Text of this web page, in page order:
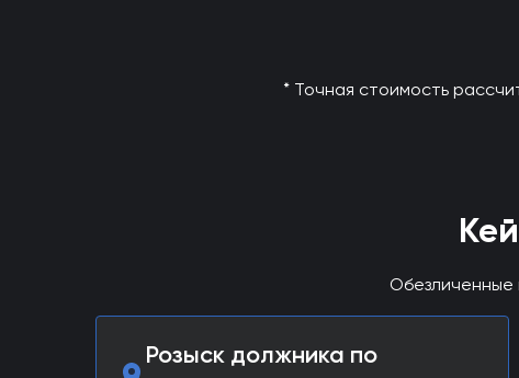
* Точная стоимость
Розыск должника по